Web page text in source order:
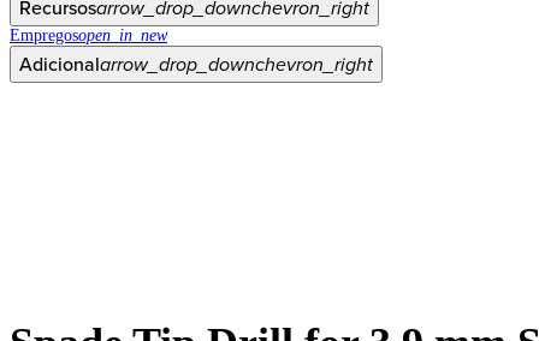
Recursosarrow_drop_downchevron_right
Empregosopen_in_new
Adicionalarrow_drop_downchevron_right